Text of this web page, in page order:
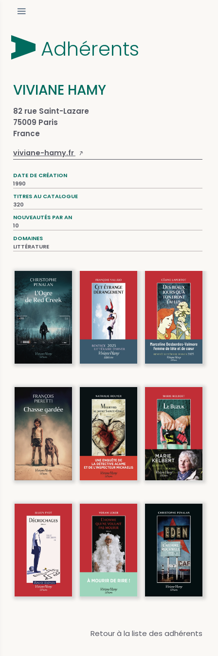
Adhérents
VIVIANE HAMY
82 rue Saint-Lazare
75009 Paris
France
viviane-hamy.fr
DATE DE CRÉATION
1990
TITRES AU CATALOGUE
320
NOUVEAUTÉS PAR AN
10
DOMAINES
LITTÉRATURE
Retour à la liste des adhérents